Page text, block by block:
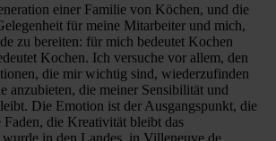
einer Familie von Köchen, und die
für meine Mitarbeiter und mich,
zu bereiten: für mich bedeutet Kochen
Kochen. Ich versuche vor allem, den
die mir wichtig sind, wiederzufinden
anzubieten, die meiner Sensibilität und
Die Emotion ist der Ausgangspunkt, die
die Kreativität bleibt das
in den Landes, in Villeneuve de